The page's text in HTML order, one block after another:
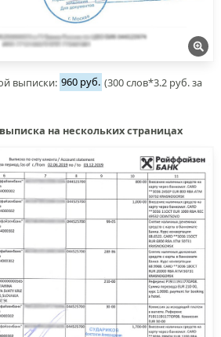
выписки: 960 руб. (300 слов*3.2 руб. за
на нескольких страницах